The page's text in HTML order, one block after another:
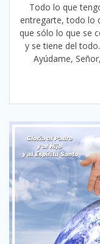
Todo lo que
entregarte, todo lo
que sólo lo que se
y se tiene del
Ayúdame,